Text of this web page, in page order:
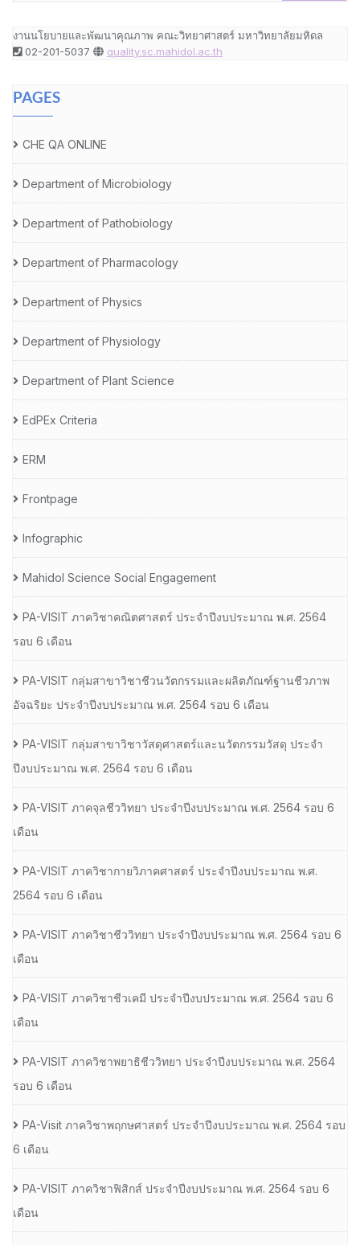
งานนโยบายและพัฒนาคุณภาพ คณะวิทยาศาสตร์ มหาวิทยาลัยมหิดล
02-201-5037
quality.sc.mahidol.ac.th
PAGES
CHE QA ONLINE
Department of Microbiology
Department of Pathobiology
Department of Pharmacology
Department of Physics
Department of Physiology
Department of Plant Science
EdPEx Criteria
ERM
Frontpage
Infographic
Mahidol Science Social Engagement
PA-VISIT ภาควิชาคณิตศาสตร์ ประจำปีงบประมาณ พ.ศ. 2564
รอบ 6 เดือน
PA-VISIT กลุ่มสาขาวิชาชีวนวัตกรรมและผลิตภัณฑ์ฐานชีวภาพ
อัจฉริยะ ประจำปีงบประมาณ พ.ศ. 2564 รอบ 6 เดือน
PA-VISIT กลุ่มสาขาวิชาวัสดุศาสตร์และนวัตกรรมวัสดุ ประจำ
ปีงบประมาณ พ.ศ. 2564 รอบ 6 เดือน
PA-VISIT ภาคจุลชีววิทยา ประจำปีงบประมาณ พ.ศ. 2564 รอบ 6
เดือน
PA-VISIT ภาควิชากายวิภาคศาสตร์ ประจำปีงบประมาณ พ.ศ.
2564 รอบ 6 เดือน
PA-VISIT ภาควิชาชีววิทยา ประจำปีงบประมาณ พ.ศ. 2564 รอบ 6
เดือน
PA-VISIT ภาควิชาชีวเคมี ประจำปีงบประมาณ พ.ศ. 2564 รอบ 6
เดือน
PA-VISIT ภาควิชาพยาธิชีววิทยา ประจำปีงบประมาณ พ.ศ. 2564
รอบ 6 เดือน
PA-Visit ภาควิชาพฤกษศาสตร์ ประจำปีงบประมาณ พ.ศ. 2564 รอบ
6 เดือน
PA-VISIT ภาควิชาฟิสิกส์ ประจำปีงบประมาณ พ.ศ. 2564 รอบ 6
เดือน